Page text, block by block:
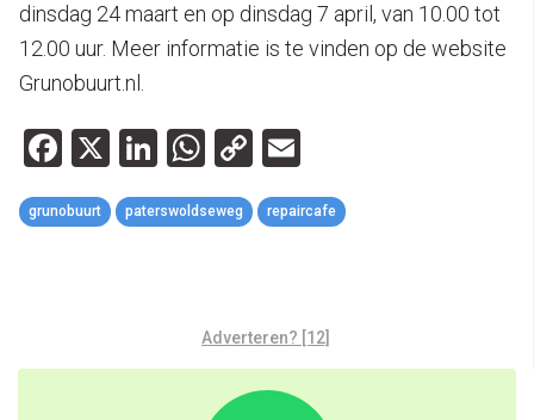
dinsdag 24 maart en op dinsdag 7 april, van 10.00 tot
12.00 uur. Meer informatie is te vinden op de website
Grunobuurt.nl.
Facebook
X LinkedIn
WhatsApp
Copy
Link
grunobuurt paterswoldseweg repaircafe
Adverteren? [12]